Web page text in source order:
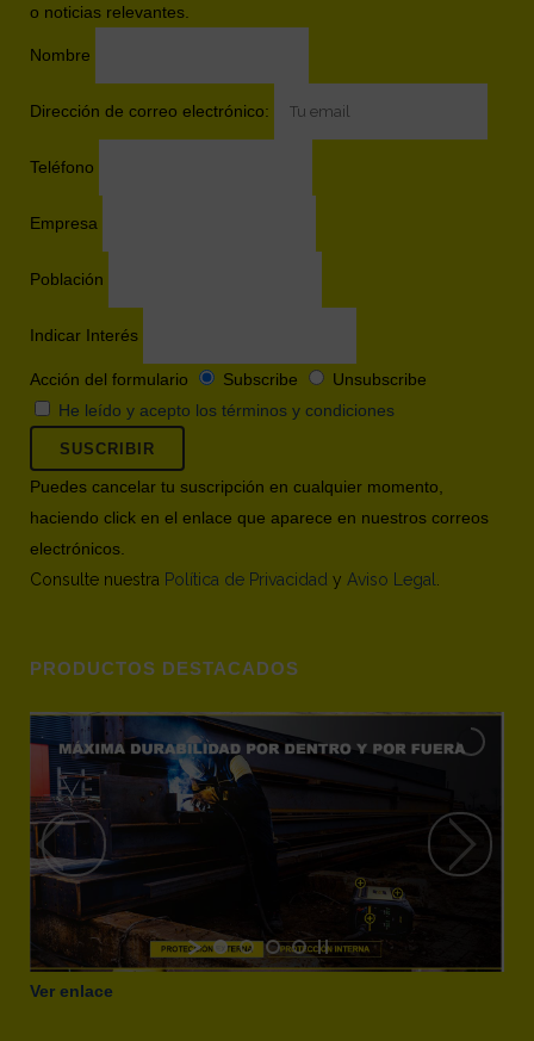
o noticias relevantes.
Nombre
Dirección de correo electrónico:
Teléfono
Empresa
Población
Indicar Interés
Acción del formulario Subscribe
Unsubscribe
He leído y acepto los términos y condiciones
Puedes cancelar tu suscripción en cualquier momento,
haciendo click en el enlace que aparece en nuestros correos
electrónicos.
Consulte nuestra Política de Privacidad y Aviso Legal
PRODUCTOS DESTACADOS
Ver enlace